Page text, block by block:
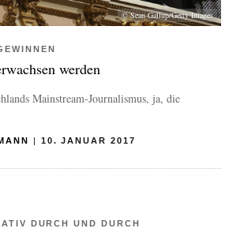
© Sean Gallup/Getty Images
werden
Mainstream-Journalismus, ja, die
| 10. JANUAR 2017
DURCH UND DURCH